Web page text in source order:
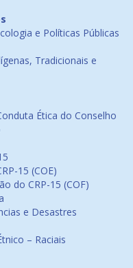
e Políticas Públicas
Tradicionais e
Ética do Conselho
15 (COE)
do CRP-15 (COF)
e Desastres
– Raciais